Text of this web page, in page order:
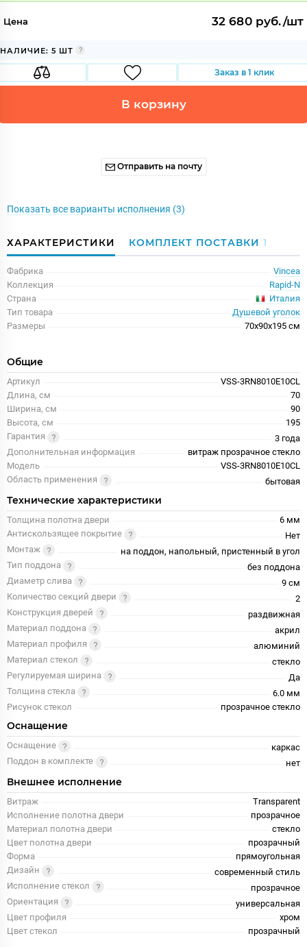
Цена 32 680 руб./шт
НАЛИЧИЕ: 5 ШТ
Заказ в 1 клик
В корзину
Отправить на почту
Показать все варианты исполнения (3)
ХАРАКТЕРИСТИКИ КОМПЛЕКТ ПОСТАВКИ 1
Фабрика
Vincea
Коллекция
Rapid-N
Страна
Италия
Тип товара
Душевой уголок
Размеры
70x90x195 см
Общие
Артикул
VSS-3RN8010E10CL
Длина, см
70
Ширина, см
90
Высота, см
195
Гарантия
3 года
Дополнительная информация
витраж прозрачное стекло
Модель
VSS-3RN8010E10CL
Область применения
бытовая
Технические характеристики
Толщина полотна двери
6 мм
Антискользящее покрытие
Нет
Монтаж
на поддон, напольный, пристенный в угол
Тип поддона
без поддона
Диаметр слива
9 см
Количество секций двери
2
Конструкция дверей
раздвижная
Материал поддона
акрил
Материал профиля
алюминий
Материал стекол
стекло
Регулируемая ширина
Да
Толщина стекла
6.0 мм
Рисунок стекол
прозрачное стекло
Оснащение
Оснащение
каркас
Поддон в комплекте
нет
Внешнее исполнение
Витраж
Transparent
Исполнение полотна двери
прозрачное
Материал полотна двери
стекло
Цвет полотна двери
прозрачный
Форма
прямоугольная
Дизайн
современный стиль
Исполнение стекол
прозрачное
Ориентация
универсальная
Цвет профиля
хром
Цвет стекол
прозрачный